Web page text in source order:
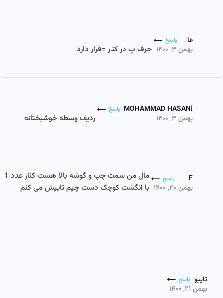
عا پاسخ
بهمن ۳, ۱۴۰۰ حرف پ در کنار =قرار دارد
MOHAMMAD HASANI پاسخ
بهمن ۳, ۱۴۰۰ ردیف وسطه خوشبختانه
F پاسخ
بهمن ۲۰, ۱۴۰۰
مال من سمت چپ و گوشه بالا هست کنار عدد 1
با انگشت کوچک دست چپم تایپش می کنم
تایپو پاسخ
بهمن ۲۱, ۱۴۰۰